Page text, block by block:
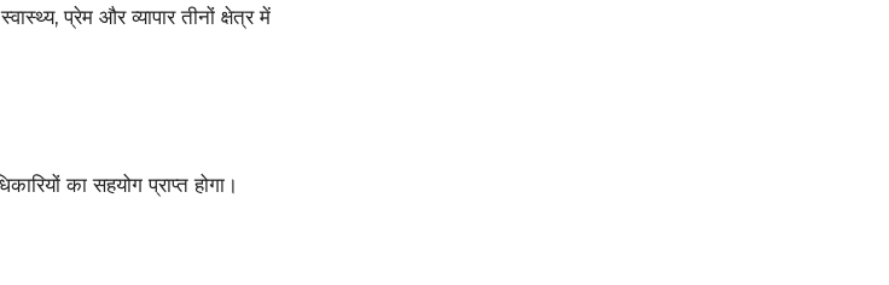
प्रेम और व्यापार तीनों क्षेत्र में
का सहयोग प्राप्त होगा।